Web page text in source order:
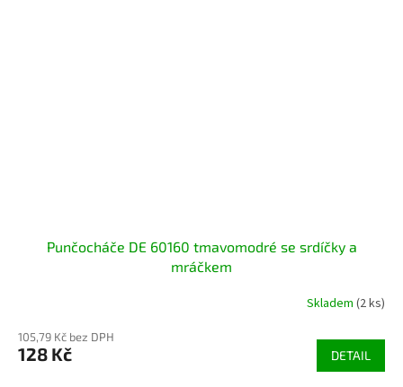
Punčocháče DE 60160 tmavomodré se srdíčky a
mráčkem
Skladem (2 ks)
105,79 Kč bez DPH
128 Kč DETAIL